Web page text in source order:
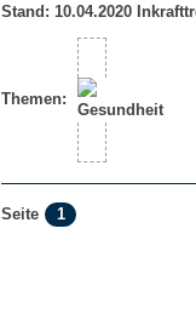
Stand: 10.04.2020
Themen:
Seite 1